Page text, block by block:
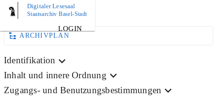
Digitaler Lesesaal
Staatsarchiv Basel-Stadt
LOGIN
BILD
ARCHIVPLAN
Identifikation
Inhalt und innere Ordnung
Zugangs- und Benutzungsbestimmungen